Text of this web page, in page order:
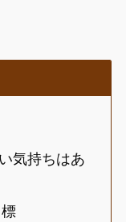
気持ちはあ